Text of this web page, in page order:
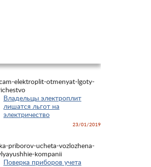
Владельцы электроплит
лишатся льгот на
электричество
23/01/2019
Поверка приборов учета